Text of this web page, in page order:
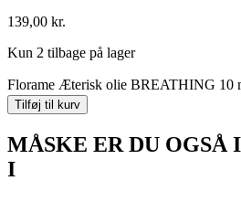
139,00 kr.
Kun 2 tilbage på lager
Florame Æterisk olie BREATHING 10
Tilføj til kurv
MÅSKE ER DU OGSÅ
I